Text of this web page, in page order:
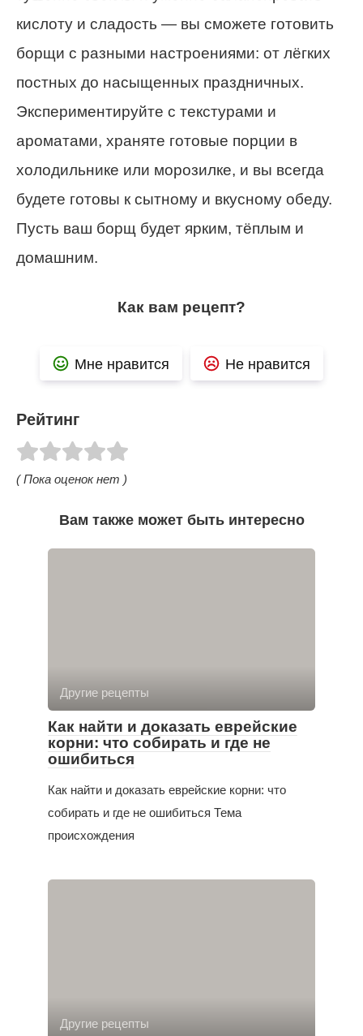
кислоту и сладость — вы сможете готовить
борщи с разными настроениями: от лёгких
постных до насыщенных праздничных.
Экспериментируйте с текстурами и
ароматами, храняте готовые порции в
холодильнике или морозилке, и вы всегда
будете готовы к сытному и вкусному обеду.
Пусть ваш борщ будет ярким, тёплым и
домашним.
Как вам рецепт?
Мне нравится Не нравится
Рейтинг
( Пока оценок нет )
Вам также может быть интересно
Другие рецепты
Как найти и доказать еврейские
корни: что собирать и где не
ошибиться
Как найти и доказать еврейские корни: что
собирать и где не ошибиться Тема
происхождения
Другие рецепты